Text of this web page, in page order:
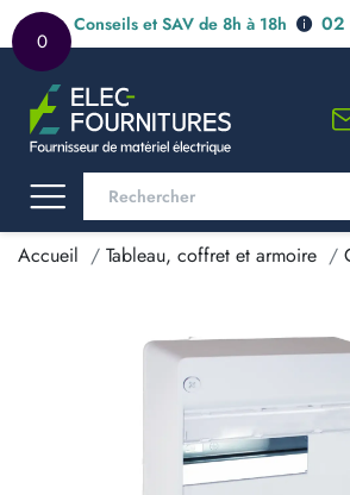
0
Conseils et SAV de 8h à 18h 02
Accueil Tableau, coffret et armoire